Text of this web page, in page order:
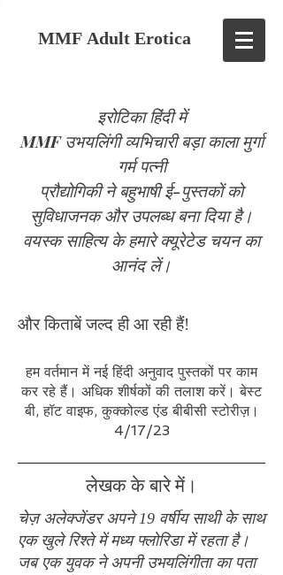
MMF Adult Erotica
इरोटिका हिंदी में
MMF उभयलिंगी व्यभिचारी बड़ा काला मुर्गा
गर्म पत्नी
प्रौद्योगिकी ने बहुभाषी ई-पुस्तकों को
सुविधाजनक और उपलब्ध बना दिया है।
वयस्क साहित्य के हमारे क्यूरेटेड चयन का
आनंद लें।
और किताबें जल्द ही आ रही हैं!
हम वर्तमान में नई हिंदी अनुवाद पुस्तकों पर काम
कर रहे हैं। अधिक शीर्षकों की तलाश करें। बेस्ट
बी, हॉट वाइफ, कुक्कोल्ड एंड बीबीसी स्टोरीज़।
4/17/23
लेखक के बारे में।
चेज़ अलेक्जेंडर अपने 19 वर्षीय साथी के साथ
एक खुले रिश्ते में मध्य फ्लोरिडा में रहता है।
जब एक युवक ने अपनी उभयलिंगीता का पता